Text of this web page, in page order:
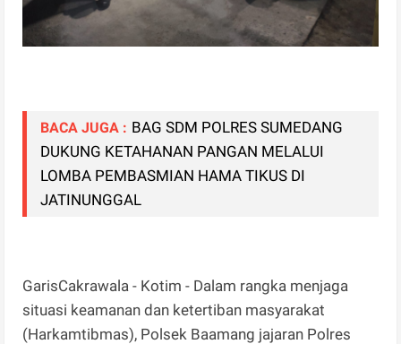
BACA JUGA : BAG SDM POLRES SUMEDANG
DUKUNG KETAHANAN PANGAN MELALUI
LOMBA PEMBASMIAN HAMA TIKUS DI
JATINUNGGAL
GarisCakrawala - Kotim - Dalam rangka menjaga
situasi keamanan dan ketertiban masyarakat
(Harkamtibmas), Polsek Baamang jajaran Polres